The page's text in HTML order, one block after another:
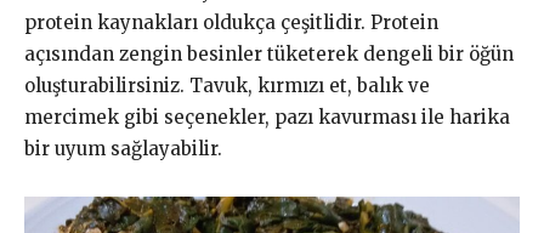
protein kaynakları oldukça çeşitlidir. Protein
açısından zengin besinler tüketerek dengeli bir öğün
oluşturabilirsiniz. Tavuk, kırmızı et, balık ve
mercimek gibi seçenekler, pazı kavurması ile harika
bir uyum sağlayabilir.